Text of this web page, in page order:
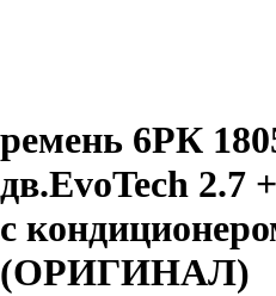
ремень 6РК
дв.EvoTech 2.7
с
(ОРИГИНАЛ)